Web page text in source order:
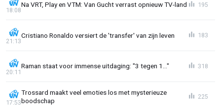
Na VRT, Play en VTM: Van Gucht verrast opnieuw TV-land
18:08
195
Cristiano Ronaldo versiert de 'transfer' van zijn leven
21:13
183
Raman staat voor immense uitdaging: "3 tegen 1..."
20:11
318
Trossard maakt veel emoties los met mysterieuze
boodschap
17:53
225